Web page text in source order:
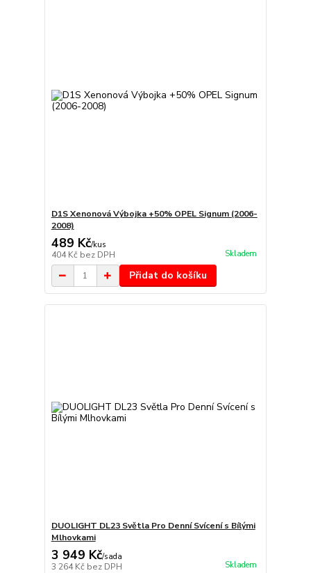
D1S Xenonová Výbojka +50% OPEL Signum (2006-
2008)
489 Kč/kus
404 Kč bez DPH Skladem
Přidat do košíku
DUOLIGHT DL23 Světla Pro Denní Svícení s Bílými
Mlhovkami
3 949 Kč/sada
3 264 Kč bez DPH Skladem